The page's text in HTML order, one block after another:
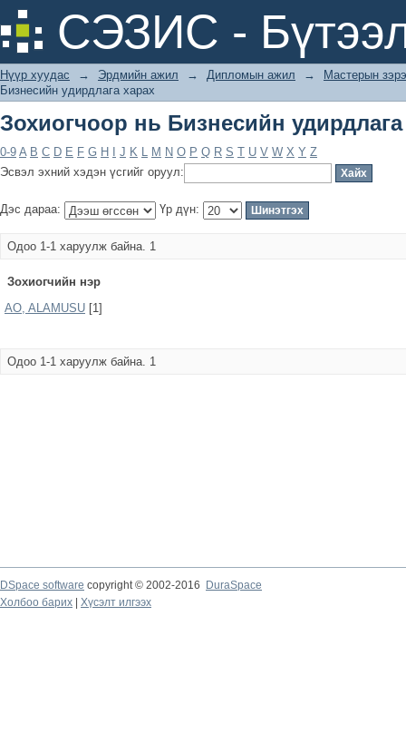
СЭЗИС -
Зохиогчоор нь Бизнесийн
Нүүр хуудас → Эрдмийн ажил → Дипломын ажил →
Мастерын
Бизнесийн удирдлага харах
Зохиогчоор нь Бизнесийн удирдлага
0-9 A B C D E F G H J K L M N O P Q R S T U V W X Y Z
Эсвэл эхний хэдэн үсгийг оруул:
Дэс дараа: Үр дүн:
Одоо 1-1 харуулж байна. 1
Зохиогчийн нэр
AO, ALAMUSU [1]
Одоо 1-1 харуулж байна. 1
DSpace software copyright © 2002-2016
DuraSpace
Холбоо барих
Хүсэлт илгээх